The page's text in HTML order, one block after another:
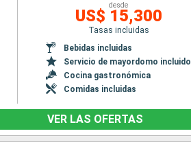
desde
US$ 15,300
Tasas incluidas
Bebidas incluidas
Servicio de mayordomo incluido
Cocina gastronómica
Comidas incluidas
VER LAS OFERTAS